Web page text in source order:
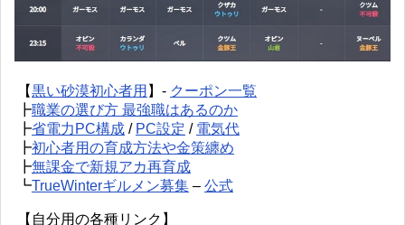
【黒い砂漠初心者用 】- クーポン一覧
┣職業の選び方 最強職はあるのか
┣省電力PC構成 / PC設定 / 電気代
┣初心者用の育成方法や金策纏め
┣無課金で新規アカ再育成
┗TrueWinterギルメン募集 – 公式
【自分用の各種リンク】